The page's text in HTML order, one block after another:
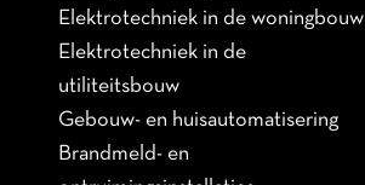
Elektrotechniek in de woningbouw
Elektrotechniek in de
utiliteitsbouw
Gebouw- en huisautomatisering
Brandmeld- en